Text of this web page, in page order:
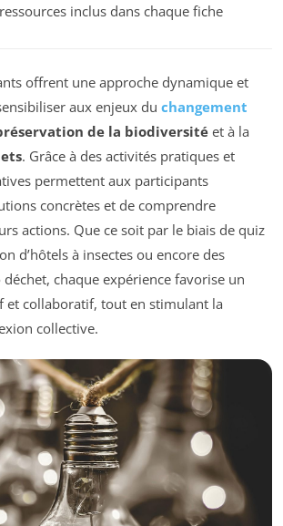
inclus dans chaque fiche
offrent une approche dynamique et
aux enjeux du changement
de la biodiversité et à la
. Grâce à des activités pratiques et
permettent aux participants
concrètes et de comprendre
actions. Que ce soit par le biais de quiz
d’hôtels à insectes ou encore des
chaque expérience favorise un
et collaboratif, tout en stimulant la
collective.